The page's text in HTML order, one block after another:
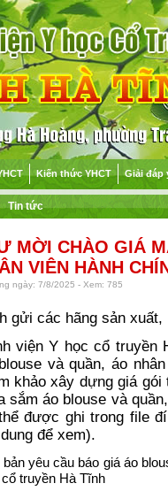
Kiến thức YHCT Giải đáp
Tin tức
MỜI CHÀO GIÁ
VIÊN HÀNH
ngày: 7/8/2025 - Xem: 785
gửi các hãng sản
viện Y học cổ truyền
và quần, áo
khảo xây dựng giá
sắm áo blouse và
được ghi trong file
để xem).
bản yêu cầu báo giá áo
truyền Hà Tĩnh